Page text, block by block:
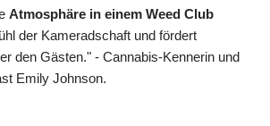
Atmosphäre in einem Weed Club
der Kameradschaft und fördert
den Gästen." - Cannabis-Kennerin und
Emily Johnson.